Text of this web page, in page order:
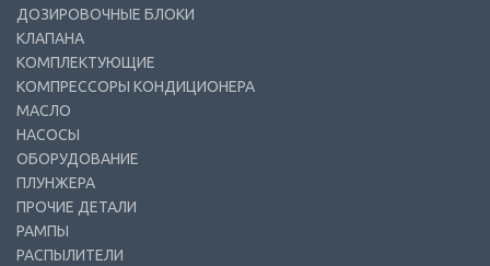
ДОЗИРОВОЧНЫЕ БЛОКИ
КЛАПАНА
КОМПЛЕКТУЮЩИЕ
КОМПРЕССОРЫ КОНДИЦИОНЕРА
МАСЛО
НАСОСЫ
ОБОРУДОВАНИЕ
ПЛУНЖЕРА
ПРОЧИЕ ДЕТАЛИ
РАМПЫ
РАСПЫЛИТЕЛИ